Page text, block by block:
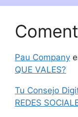
Pau Company
QUE VALES?
Tu Consejo
REDES